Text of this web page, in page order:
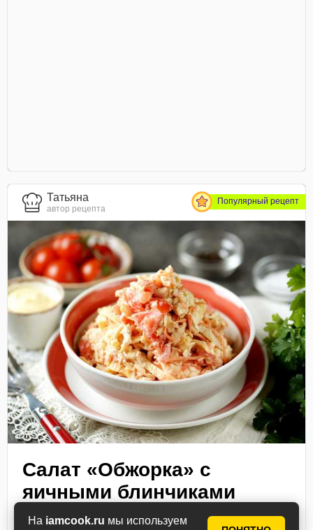
На iamcook.ru мы используем
Татьяна
автор рецепта
Популярный рецепт
Салат «Обжорка» с
яичными блинчиками
Куриную грудку обжаривают на сковороде,